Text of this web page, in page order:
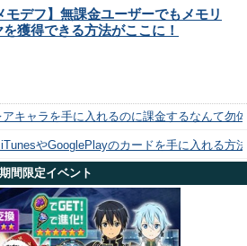
モデフ】無課金ユーザーでもメモリ
獲得できる方法がここに！
アキャラを手に入れるのに課金するなんて勿
やGooglePlayのカードを手に入れる方
期間限定イベント